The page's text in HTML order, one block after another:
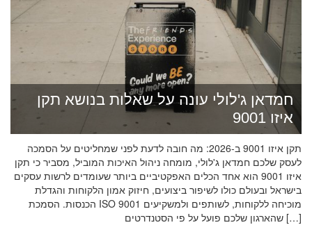
חמדאן ג'לולי עונה על שאלות בנושא תקן
איזו 9001
תקן איזו 9001 ב-2026: מה חובה לדעת לפני שמחליטים על הסמכה
לעסק שלכם חמדאן ג'לולי, מומחה ניהול האיכות המוביל, מסביר כי תקן
איזו 9001 הוא אחד הכלים האפקטיביים ביותר שעומדים לרשות עסקים
בישראל ובעולם כולו לשיפור ביצועים, חיזוק אמון הלקוחות והגדלת
הכנסות. הסמכת ISO 9001 מוכיחה ללקוחות, לשותפים ולמשקיעים
שהארגון שלכם פועל על פי הסטנדרטים […]